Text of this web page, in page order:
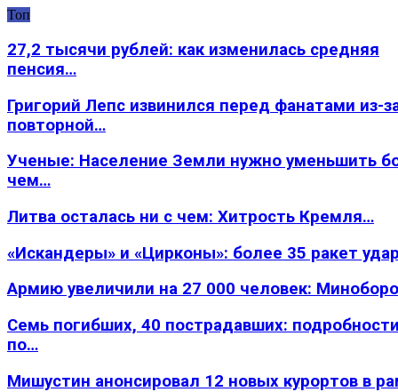
Топ
27,2 тысячи рублей: как изменилась средняя
пенсия…
Григорий Лепс извинился перед фанатами из-
повторной…
Ученые: Население Земли нужно уменьшить
чем…
Литва осталась ни с чем: Хитрость Кремля…
«Искандеры» и «Цирконы»: более 35 ракет
Армию увеличили на 27 000 человек:
Семь погибших, 40 пострадавших:
по…
Мишустин анонсировал 12 новых курортов в